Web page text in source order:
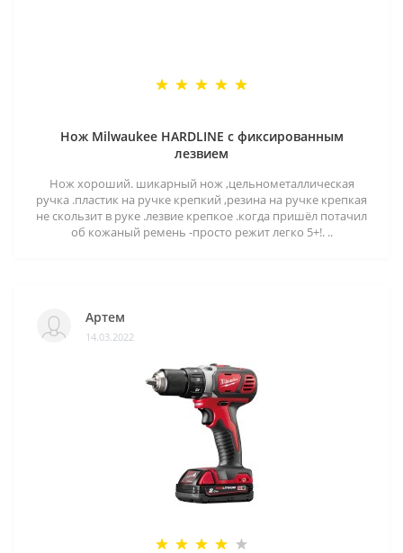
Нож Milwaukee HARDLINE с фиксированным
лезвием
Нож хороший. шикарный нож ,цельнометаллическая
ручка .пластик на ручке крепкий ,резина на ручке крепкая
не скользит в руке .лезвие крепкое .когда пришёл потачил
об кожаный ремень -просто режит легко 5+!. ..
Артем
14.03.2022